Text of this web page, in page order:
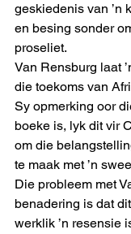
geskiedenis van ’n
en besing sonder
proseliet.
Van Rensburg laat
die toekoms van
Sy opmerking oor
boeke is, lyk dit vir
om die
te maak met ’n
Die probleem met
benadering is dat
werklik ’n resensie